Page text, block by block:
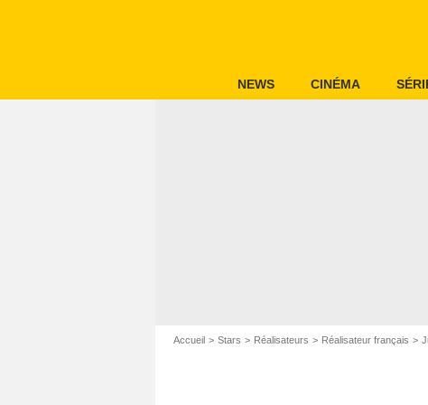
NEWS CINÉMA
Accueil Stars Réalisateurs Réalisateur français